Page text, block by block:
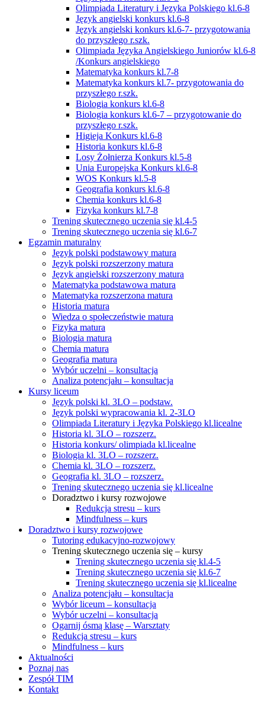
Olimpiada Literatury i Języka Polskiego kl.6-8
Język angielski konkurs kl.6-8
Język angielski konkurs kl.6-7- przygotowania
do przyszłego r.szk.
Olimpiada Języka Angielskiego Juniorów kl.6-8
/Konkurs angielskiego
Matematyka konkurs kl.7-8
Matematyka konkurs kl.7- przygotowania do
przyszłego r.szk.
Biologia konkurs kl.6-8
Biologia konkurs kl.6-7 – przygotowanie do
przyszłego r.szk.
Higieja Konkurs kl.6-8
Historia konkurs kl.6-8
Losy Żołnierza Konkurs kl.5-8
Unia Europejska Konkurs kl.6-8
WOS Konkurs kl.5-8
Geografia konkurs kl.6-8
Chemia konkurs kl.6-8
Fizyka konkurs kl.7-8
Trening skutecznego uczenia się kl.4-5
Trening skutecznego uczenia się kl.6-7
Egzamin maturalny
Język polski podstawowy matura
Język polski rozszerzony matura
Język angielski rozszerzony matura
Matematyka podstawowa matura
Matematyka rozszerzona matura
Historia matura
Wiedza o społeczeństwie matura
Fizyka matura
Biologia matura
Chemia matura
Geografia matura
Wybór uczelni – konsultacja
Analiza potencjału – konsultacja
Kursy liceum
Język polski kl. 3LO – podstaw.
Język polski wypracowania kl. 2-3LO
Olimpiada Literatury i Języka Polskiego kl.licealne
Historia kl. 3LO – rozszerz.
Historia konkurs/ olimpiada kl.licealne
Biologia kl. 3LO – rozszerz.
Chemia kl. 3LO – rozszerz.
Geografia kl. 3LO – rozszerz.
Trening skutecznego uczenia się kl.licealne
Doradztwo i kursy rozwojowe
Redukcja stresu – kurs
Mindfulness – kurs
Doradztwo i kursy rozwojowe
Tutoring edukacyjno-rozwojowy
Trening skutecznego uczenia się – kursy
Trening skutecznego uczenia się kl.4-5
Trening skutecznego uczenia się kl.6-7
Trening skutecznego uczenia się kl.licealne
Analiza potencjału – konsultacja
Wybór liceum – konsultacja
Wybór uczelni – konsultacja
Ogarnij ósmą klasę – Warsztaty
Redukcja stresu – kurs
Mindfulness – kurs
Aktualności
Poznaj nas
Zespół TIM
Kontakt